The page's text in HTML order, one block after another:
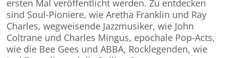
ersten Mal veröffentlicht werden. Zu entdecken
sind Soul-Pioniere, wie Aretha Franklin und Ray
Charles, wegweisende Jazzmusiker, wie John
Coltrane und Charles Mingus, epochale Pop-Acts,
wie die Bee Gees und ABBA, Rocklegenden, wie